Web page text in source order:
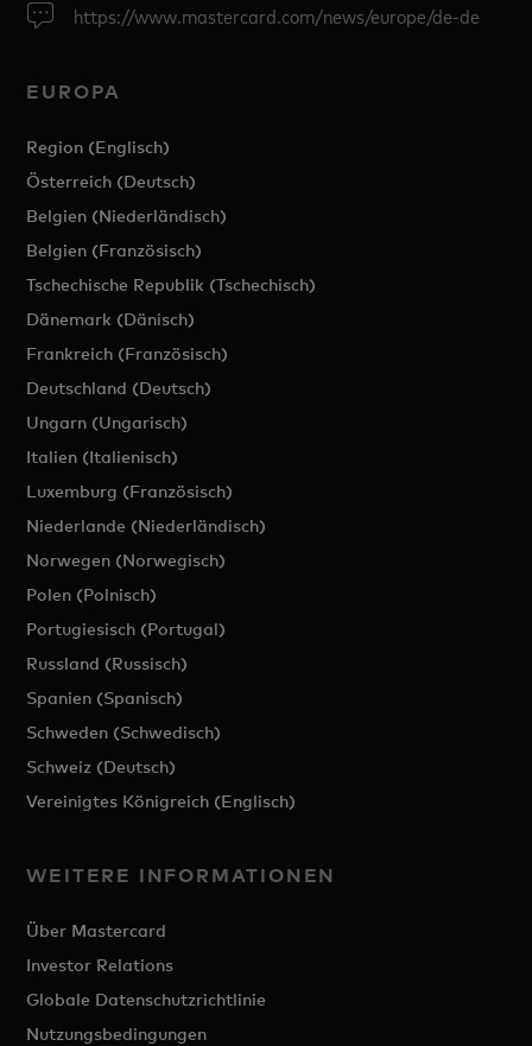
https://www.mastercard.com/news/europe/de-de
EUROPA
Region (Englisch)
Österreich (Deutsch)
Belgien (Niederländisch)
Belgien (Französisch)
Tschechische Republik (Tschechisch)
Dänemark (Dänisch)
Frankreich (Französisch)
Deutschland (Deutsch)
Ungarn (Ungarisch)
Italien (Italienisch)
Luxemburg (Französisch)
Niederlande (Niederländisch)
Norwegen (Norwegisch)
Polen (Polnisch)
Portugiesisch (Portugal)
Russland (Russisch)
Spanien (Spanisch)
Schweden (Schwedisch)
Schweiz (Deutsch)
Vereinigtes Königreich (Englisch)
WEITERE INFORMATIONEN
Über Mastercard
Investor Relations
Globale Datenschutzrichtlinie
Nutzungsbedingungen